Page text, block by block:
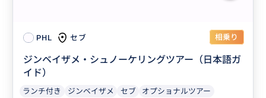
PHL セブ 相乗り
ジンベイザメ・シュノーケリングツアー（日本語ガ
イド）
ランチ付き ジンベイザメ セブ オプショナルツアー